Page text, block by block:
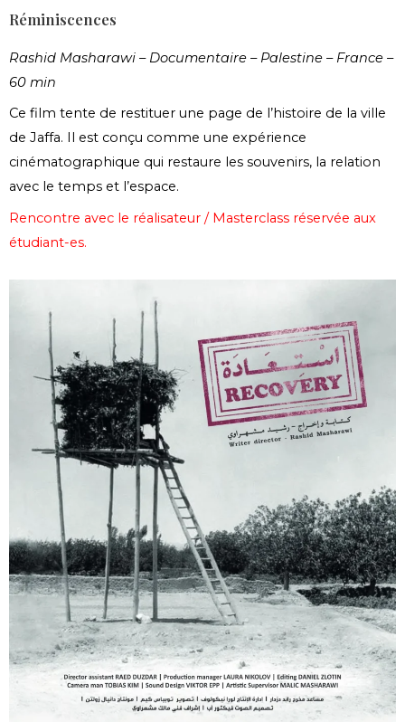
Réminiscences
Rashid Masharawi – Documentaire – Palestine – France –
60 min
Ce film tente de restituer une page de l’histoire de la ville
de Jaffa. Il est conçu comme une expérience
cinématographique qui restaure les souvenirs, la relation
avec le temps et l’espace.
Rencontre avec le réalisateur / Masterclass réservée aux
étudiant-es.